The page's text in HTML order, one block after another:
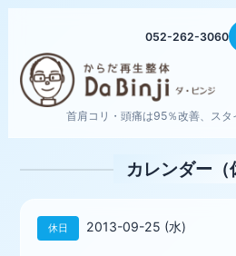
052-262-3060
首肩コリ・頭痛は95％改善、スタ
カレンダー（
休日 2013-09-25 (水)